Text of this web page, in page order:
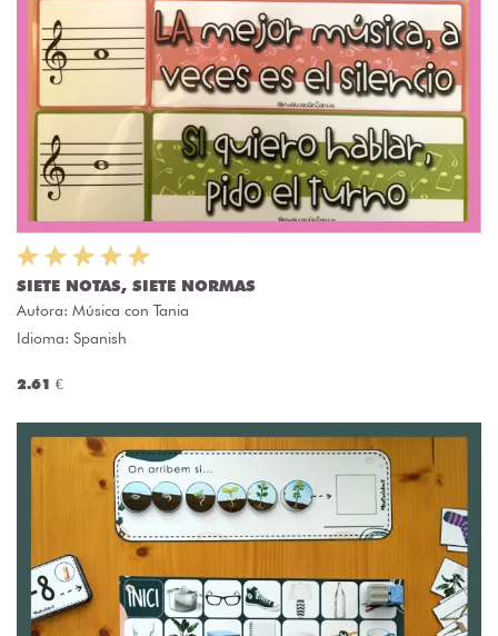
SIETE NOTAS, SIETE NORMAS
Autora: Música con Tania
Idioma: Spanish
2.61 €